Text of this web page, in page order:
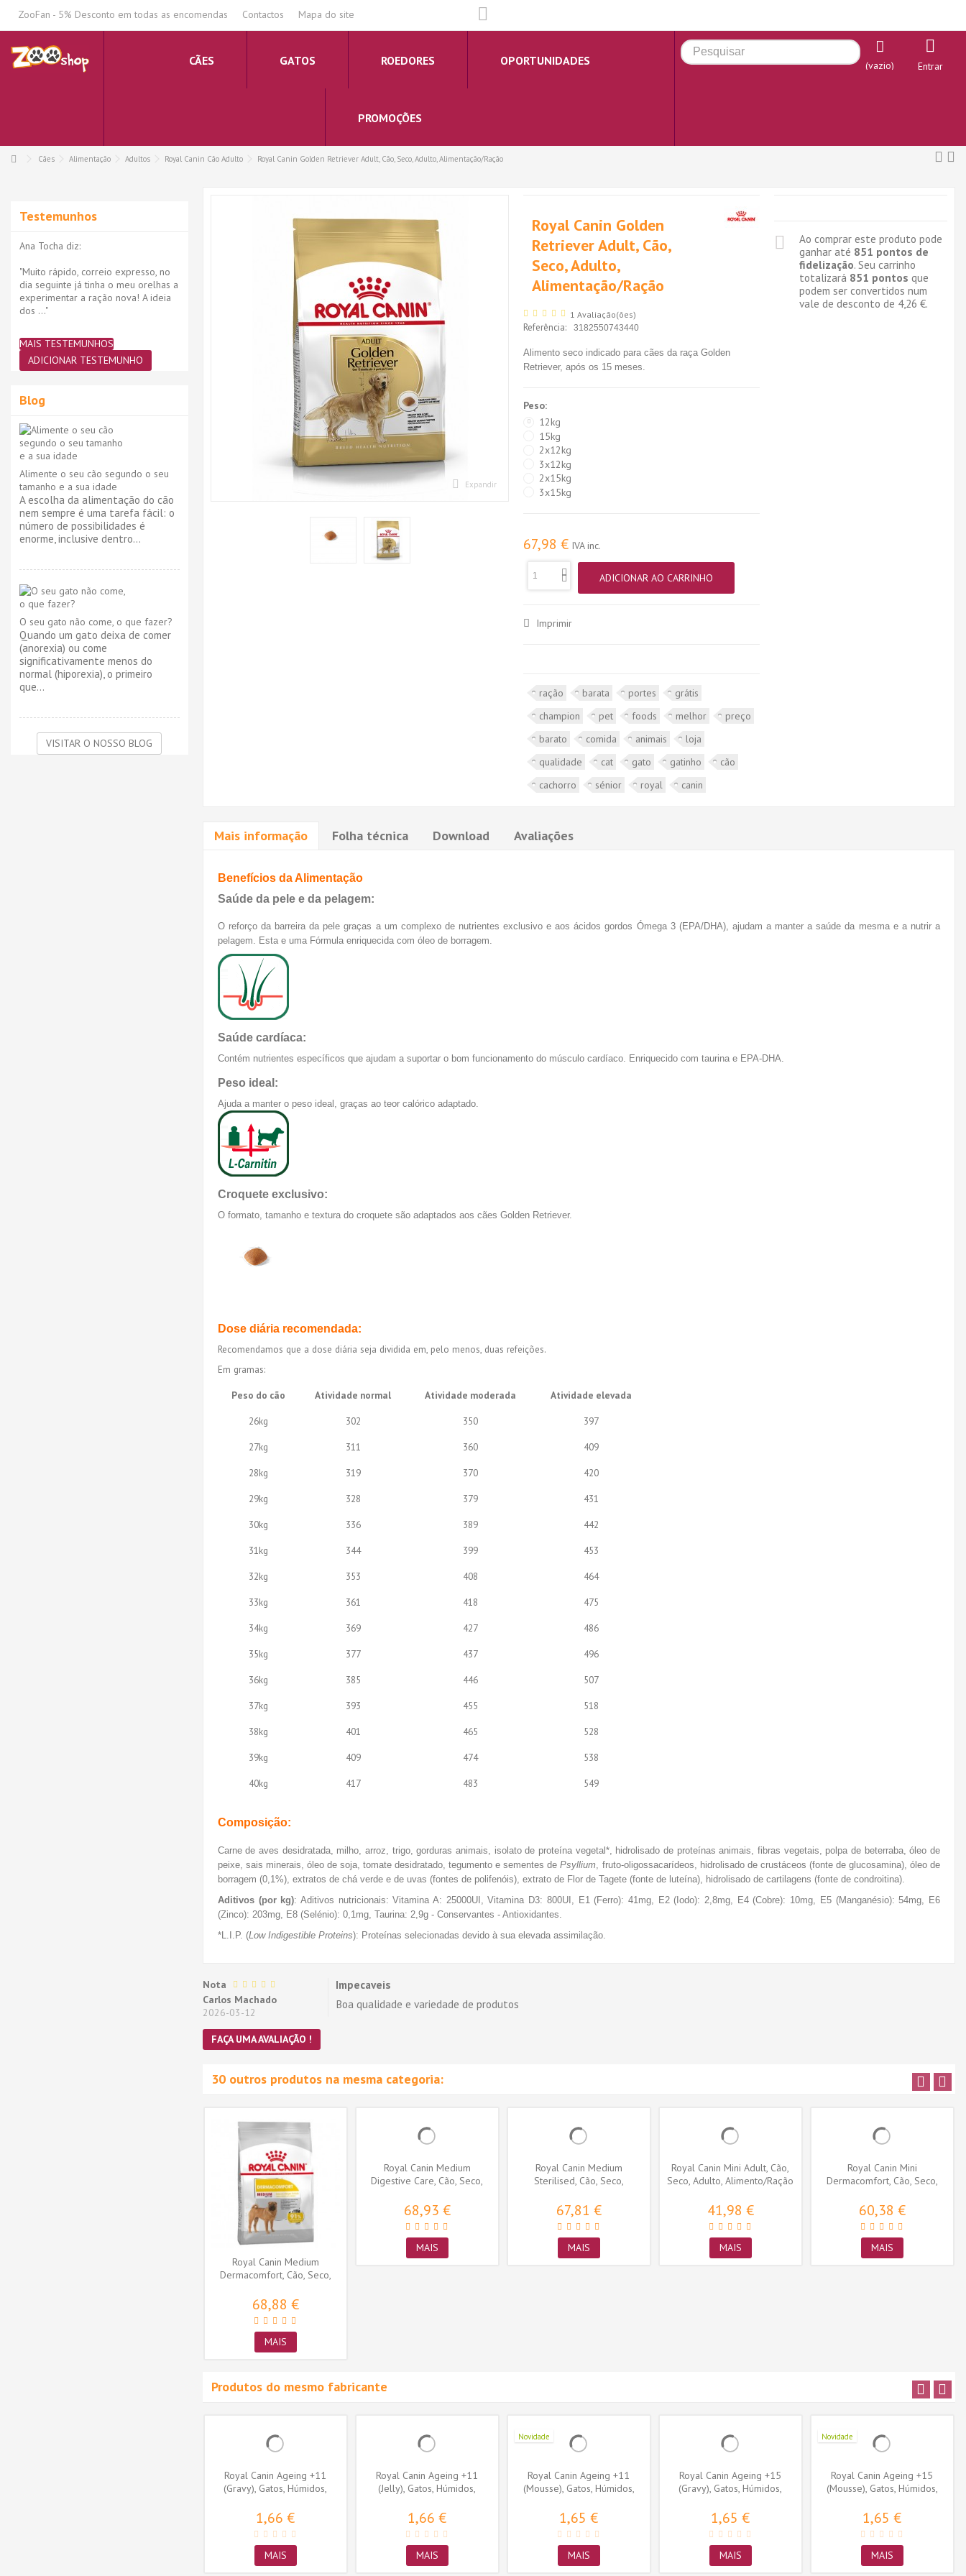
ZooFan - 5% Desconto em todas as encomendas Contactos Mapa do site
CÃES GATOS ROEDORES OPORTUNIDADES
PROMOÇÕES
(vazio) Entrar
Cães Alimentação Adultos Royal Canin Cão Adulto Royal Canin Golden Retriever Adult, Cão, Seco, Adulto, Alimentação/Ração
Expandir
Royal Canin Golden
Retriever Adult, Cão,
Seco, Adulto,
Alimentação/Ração
1 Avaliação(ões)
Referência: 3182550743440
Alimento seco indicado para cães da raça Golden
Retriever, após os 15 meses.
Peso:
12kg
15kg
2x12kg
3x12kg
2x15kg
3x15kg
67,98 € IVA inc.
ADICIONAR AO CARRINHO
Imprimir
ração barata portes
grátis
champion
pet foods melhor
preço
barato
comida animais
loja
qualidade
cat gato gatinho
cão
cachorro
sénior royal canin
Ao comprar este produto pode
ganhar até 851 pontos de
fidelização. Seu carrinho
totalizará 851 pontos que
podem ser convertidos num
vale de desconto de 4,26 €.
Mais informação Folha técnica Download Avaliações
Benefícios da Alimentação
Saúde da pele e da pelagem:
O reforço da barreira da pele graças a um complexo de nutrientes exclusivo e aos ácidos gordos Ómega 3 (EPA/DHA), ajudam a manter a saúde da mesma e a nutrir a
pelagem. Esta e uma Fórmula enriquecida com óleo de borragem.
Saúde cardíaca:
Contém nutrientes específicos que ajudam a suportar o bom funcionamento do músculo cardíaco. Enriquecido com taurina e EPA-DHA.
Peso ideal:
Ajuda a manter o peso ideal, graças ao teor calórico adaptado.
Croquete exclusivo:
O formato, tamanho e textura do croquete são adaptados aos cães Golden Retriever.
Dose diária recomendada:
Recomendamos que a dose diária seja dividida em, pelo menos, duas refeições.
Em gramas:
Peso do cão
Atividade normal Atividade moderada
Atividade elevada
26kg
302 350
397
27kg
311 360
409
28kg
319 370
420
29kg
328 379
431
30kg
336 389
442
31kg
344 399
453
32kg
353 408
464
33kg
361 418
475
34kg
369 427
486
35kg
377 437
496
36kg
385 446
507
37kg
393 455
518
38kg
401 465
528
39kg
409 474
538
40kg
417 483 549
Composição:
Carne de aves desidratada, milho, arroz, trigo, gorduras animais, isolato de proteína vegetal*, hidrolisado de proteínas animais, fibras vegetais, polpa de beterraba, óleo de
peixe, sais minerais, óleo de soja, tomate desidratado, tegumento e sementes dePsyllium, fruto-oligossacarídeos, hidrolisado de crustáceos (fonte de glucosamina), óleo de
borragem (0,1%), extratos de chá verde e de uvas (fontes de polifenóis), extrato de Flor de Tagete (fonte de luteína), hidrolisado de cartilagens (fonte de condroitina).
Aditivos (por kg): Aditivos nutricionais: Vitamina A: 25000UI, Vitamina D3: 800UI, E1 (Ferro): 41mg, E2 (Iodo): 2,8mg, E4 (Cobre): 10mg, E5 (Manganésio): 54mg, E6
(Zinco): 203mg, E8 (Selénio): 0,1mg, Taurina: 2,9g - Conservantes - Antioxidantes.
*L.I.P. (Low Indigestible Proteins): Proteínas selecionadas devido à sua elevada assimilação.
Nota
Carlos Machado
2026-03-12
Impecaveis
Boa qualidade e variedade de produtos
FAÇA UMA AVALIAÇÃO !
30 outros produtos na mesma categoria:
Royal Canin Medium
Dermacomfort, Cão, Seco,
68,88 €
MAIS
Royal Canin Medium
Digestive Care, Cão, Seco,
68,93 €
MAIS
Royal Canin Medium
Sterilised, Cão, Seco,
67,81 €
MAIS
Royal Canin Mini Adult, Cão,
Seco, Adulto, Alimento/Ração
41,98 €
MAIS
Royal Canin Mini
Dermacomfort, Cão, Seco,
60,38 €
MAIS
Produtos do mesmo fabricante
Royal Canin Ageing +11
(Gravy), Gatos, Húmidos,
1,66 €
MAIS
Royal Canin Ageing +11
(Jelly), Gatos, Húmidos,
1,66 €
MAIS
Novidade
Royal Canin Ageing +11
(Mousse), Gatos, Húmidos,
1,65 €
MAIS
Royal Canin Ageing +15
(Gravy), Gatos, Húmidos,
1,65 €
MAIS
Novidade
Royal Canin Ageing +15
(Mousse), Gatos, Húmidos,
1,65 €
MAIS
Testemunhos
Ana Tocha diz:
"Muito rápido, correio expresso, no
dia seguinte já tinha o meu orelhas a
experimentar a ração nova! A ideia
dos ..."
MAIS TESTEMUNHOS
ADICIONAR TESTEMUNHO
Blog
Alimente o seu cão segundo o seu
tamanho e a sua idade
A escolha da alimentação do cão
nem sempre é uma tarefa fácil: o
número de possibilidades é
enorme, inclusive dentro...
O seu gato não come, o que fazer?
Quando um gato deixa de comer
(anorexia) ou come
significativamente menos do
normal (hiporexia), o primeiro
que...
VISITAR O NOSSO BLOG